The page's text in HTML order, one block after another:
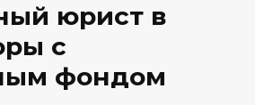
юрист в
с
фондом